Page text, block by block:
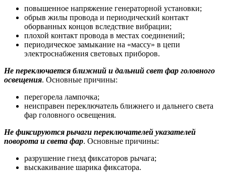
повышенное напряжение генераторной установки;
обрыв жилы провода и периодический контакт
оборванных концов вследствие вибрации;
плохой контакт провода в местах соединений;
периодическое замыкание на «массу» в цепи
электроснабжения световых приборов.
Не переключается ближний и дальний свет фар головного
освещения. Основные причины:
перегорела лампочка;
неисправен переключатель ближнего и дальнего света
фар головного освещения.
Не фиксируются рычаги переключателей указателей
поворота и света фар. Основные причины:
разрушение гнезд фиксаторов рычага;
выскакивание шарика фиксатора.